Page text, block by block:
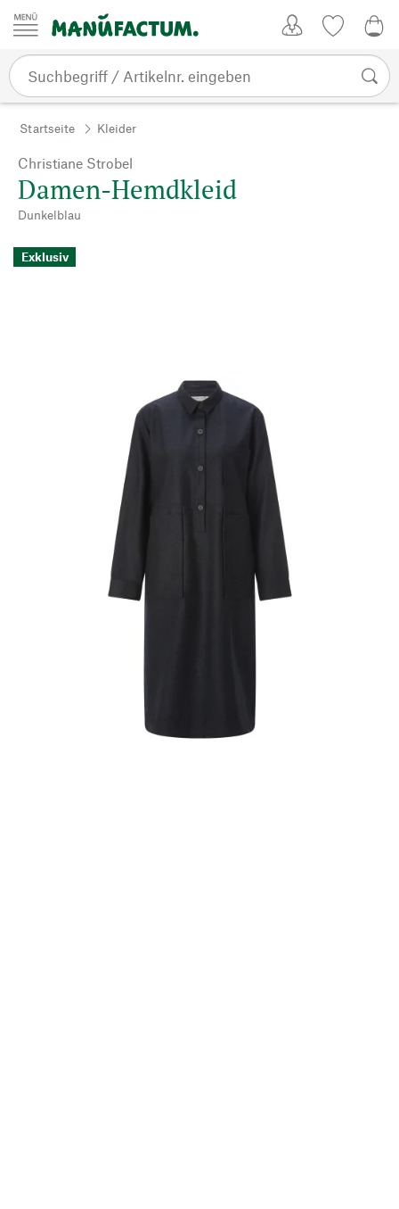
Zum Inhalt springen
Startseite Kleider
Christiane Strobel
Damen-Hemdkleid
Dunkelblau
Exklusiv